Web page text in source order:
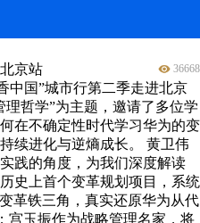
京站 36668
中国”城市行第二季走进北京
哲学”为主题，邀请了多位学
在不确定性时代学习华为的变
续进化与逆熵成长。 黄卫伟
践的角度，为我们深度解读
史上首个变革规划项目，系统
革铁三角，真实还原华为从代
宫玉振作为战略管理名家，将